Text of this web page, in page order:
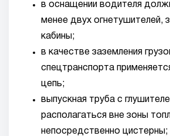
в оснащении водителя
менее двух огнетушителей,
кабины;
в качестве заземления
спецтранспорта
цепь;
выпускная труба с
располагаться вне зоны
непосредственно цистерны;